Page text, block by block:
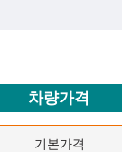
차량가격
기본가격